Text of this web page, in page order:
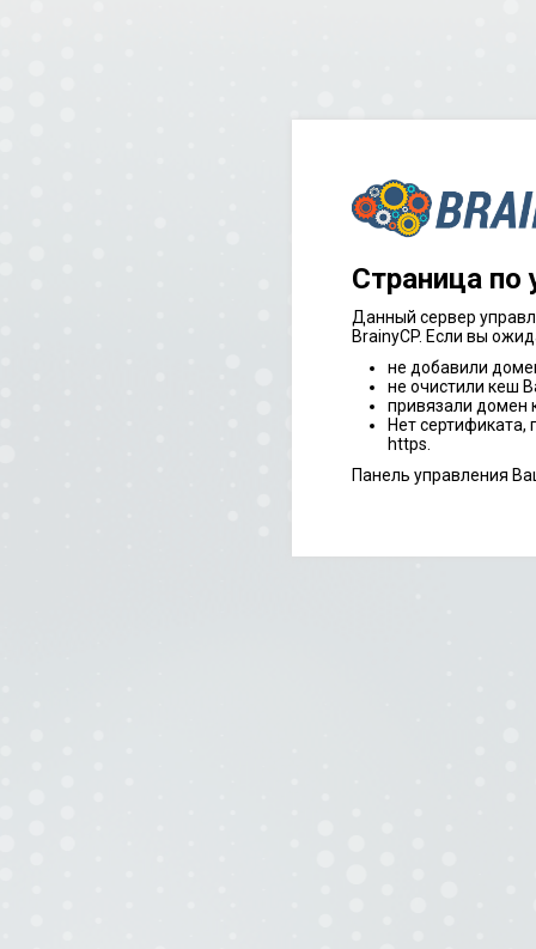
Страница
Данный сервер
BrainyCP. Если вы
не добавили
не очистили кеш
привязали домен
Нет сертификата,
https.
Панель управления